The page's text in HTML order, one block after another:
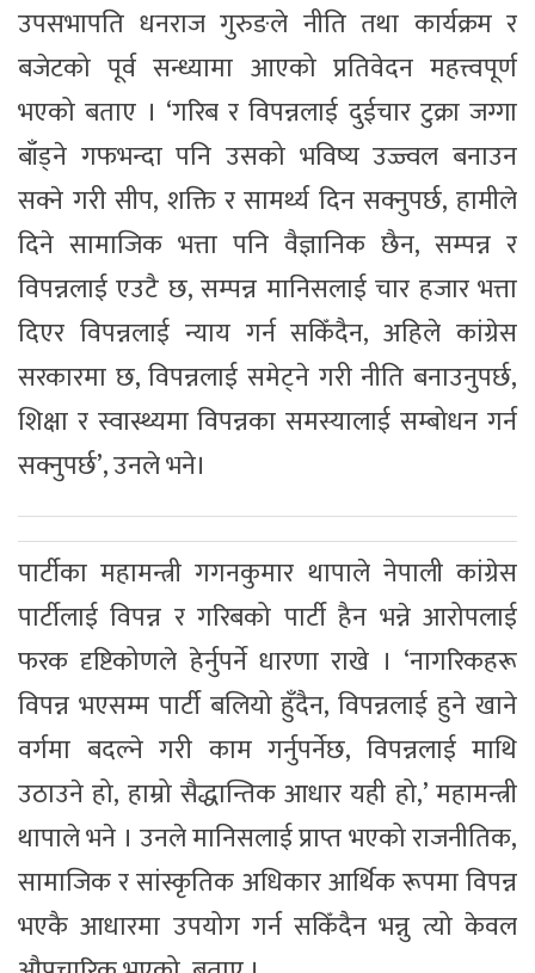
उपसभापति धनराज गुरुङले नीति तथा कार्यक्रम र
बजेटको पूर्व सन्ध्यामा आएको प्रतिवेदन महत्त्वपूर्ण
भएको बताए । ‘गरिब र विपन्नलाई दुईचार टुक्रा जग्गा
बाँड्ने गफभन्दा पनि उसको भविष्य उज्ज्वल बनाउन
सक्ने गरी सीप, शक्ति र सामर्थ्य दिन सक्नुपर्छ, हामीले
दिने सामाजिक भत्ता पनि वैज्ञानिक छैन, सम्पन्न र
विपन्नलाई एउटै छ, सम्पन्न मानिसलाई चार हजार भत्ता
दिएर विपन्नलाई न्याय गर्न सकिँदैन, अहिले कांग्रेस
सरकारमा छ, विपन्नलाई समेट्ने गरी नीति बनाउनुपर्छ,
शिक्षा र स्वास्थ्यमा विपन्नका समस्यालाई सम्बोधन गर्न
सक्नुपर्छ’, उनले भने।
पार्टीका महामन्त्री गगनकुमार थापाले नेपाली कांग्रेस
पार्टीलाई विपन्न र गरिबको पार्टी हैन भन्ने आरोपलाई
फरक दृष्टिकोणले हेर्नुपर्ने धारणा राखे । ‘नागरिकहरू
विपन्न भएसम्म पार्टी बलियो हुँदैन, विपन्नलाई हुने खाने
वर्गमा बदल्ने गरी काम गर्नुपर्नेछ, विपन्नलाई माथि
उठाउने हो, हाम्रो सैद्धान्तिक आधार यही हो,’ महामन्त्री
थापाले भने । उनले मानिसलाई प्राप्त भएको राजनीतिक,
सामाजिक र सांस्कृतिक अधिकार आर्थिक रूपमा विपन्न
भएकै आधारमा उपयोग गर्न सकिँदैन भन्नु त्यो केवल